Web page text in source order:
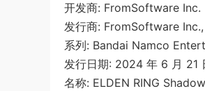
开发商: FromSoftware Inc.
发行商: FromSoftware
系列: Bandai Namco
发行日期: 2024 年 6 月 21
名称: ELDEN RING